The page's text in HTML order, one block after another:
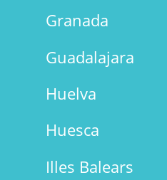
Granada
Guadalajara
Huelva
Huesca
Illes Balears